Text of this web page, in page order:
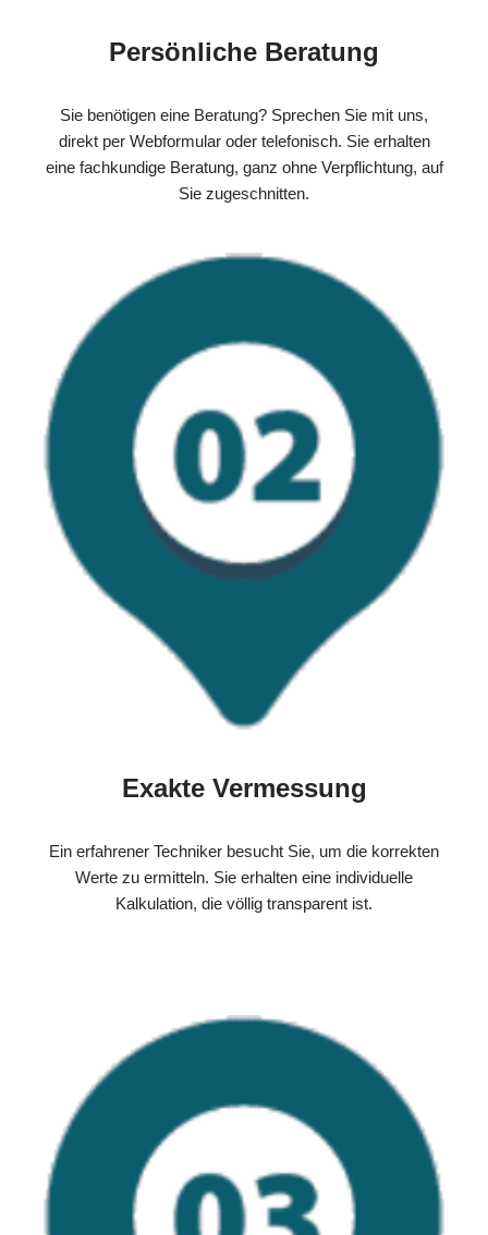
Persönliche Beratung
Sie benötigen eine Beratung? Sprechen Sie mit uns,
direkt per Webformular oder telefonisch. Sie erhalten
eine fachkundige Beratung, ganz ohne Verpflichtung, auf
Sie zugeschnitten.
Exakte Vermessung
Ein erfahrener Techniker besucht Sie, um die korrekten
Werte zu ermitteln. Sie erhalten eine individuelle
Kalkulation, die völlig transparent ist.